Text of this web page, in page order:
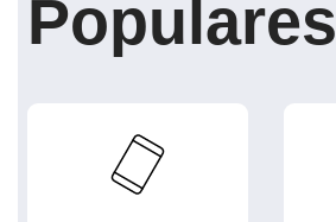
Populares